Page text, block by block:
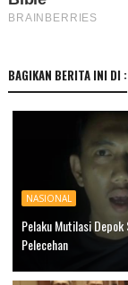
BAGIKAN BERITA INI DI :
NASIONAL
Pelaku Mutilasi
Pelecehan